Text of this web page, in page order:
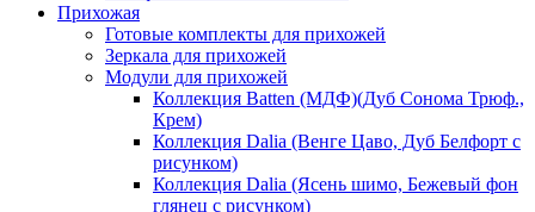
Прихожая
Готовые комплекты для прихожей
Зеркала для прихожей
Модули для прихожей
Коллекция Batten (МДФ)(Дуб Сонома Трюф.,
Крем)
Коллекция Dalia (Венге Цаво, Дуб Белфорт с
рисунком)
Коллекция Dalia (Ясень шимо, Бежевый фон
глянец с рисунком)